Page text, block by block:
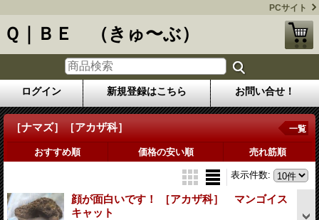
PCサイト
Ｑ｜ＢＥ （きゅ〜ぶ）
ログイン 新規登録はこちら お問い合せ！
［ナマズ］［アカザ科］ 一覧
おすすめ順 価格の安い順 売れ筋順
表示件数:
顔が面白いです！ ［アカザ科］ マンゴイス
キャット